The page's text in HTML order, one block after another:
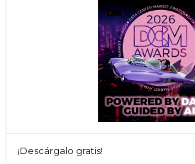
¡Descárgalo gratis!